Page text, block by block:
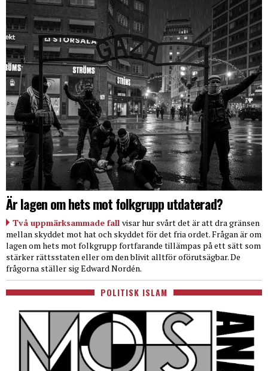
Är lagen om hets mot folkgrupp utdaterad?
Två uppmärksammade fall visar hur svårt det är att dra gränsen
mellan skyddet mot hat och skyddet för det fria ordet. Frågan är om
lagen om hets mot folkgrupp fortfarande tillämpas på ett sätt som
stärker rättsstaten eller om den blivit alltför oförutsägbar. De
frågorna ställer sig Edward Nordén.
POLITISK ISLAM